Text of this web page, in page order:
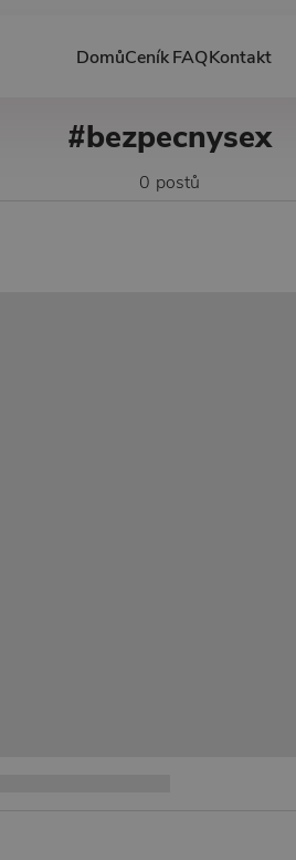
DomůCeníkFAQKontakt
#bezpecnysex
0 postů